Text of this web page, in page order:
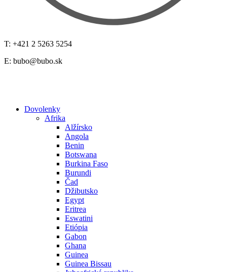
T: +421 2 5263 5254
E: bubo@bubo.sk
Dovolenky
Afrika
Alžírsko
Angola
Benin
Botswana
Burkina Faso
Burundi
Čad
Džibutsko
Egypt
Eritrea
Eswatini
Etiópia
Gabon
Ghana
Guinea
Guinea Bissau